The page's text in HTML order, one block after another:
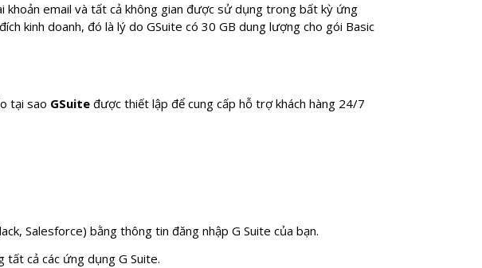
email và tất cả không gian được sử dụng trong bất kỳ ứng
kinh doanh, đó là lý do GSuite có 30 GB dung lượng cho gói Basic
tại sao GSuite được thiết lập để cung cấp hỗ trợ khách hàng 24/7
Salesforce) bằng thông tin đăng nhập G Suite của bạn.
cả các ứng dụng G Suite.